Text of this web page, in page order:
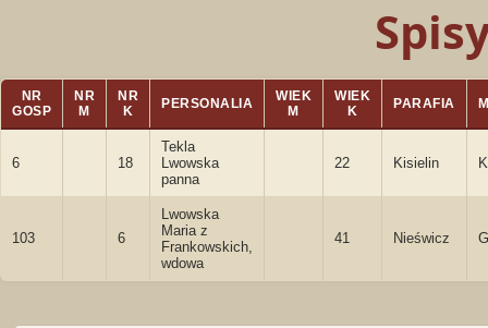
NR
GOSP
NR
M
NR
K
PERSONALIA
WIEK
M
WIEK
K
PARAFIA
6 18
Tekla
Lwowska
panna
22 Kisielin
103 6
Lwowska
Maria z
Frankowskich,
wdowa
41 Nieświcz